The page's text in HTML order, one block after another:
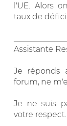
l'UE. Alors
taux de
Assistante
Je réponds
forum, ne
Je ne suis
votre respect.